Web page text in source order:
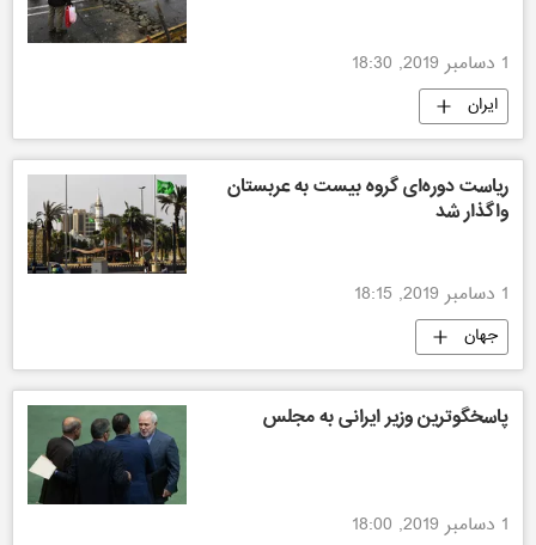
1 دسامبر 2019, 18:30
ایران
ریاست دوره‌ای گروه بیست به عربستان
واگذار شد
1 دسامبر 2019, 18:15
جهان
پاسخگوترین وزیر ایرانی به مجلس
1 دسامبر 2019, 18:00